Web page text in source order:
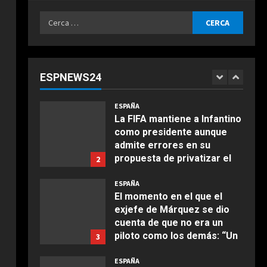
Ricerca
ESPNEWS24
5
Marruecos: “Quiere
asegurarse el mandato”
Agosto 6, 2026
1
intención de Infantino de
llevarla a Marruecos: “Lo
merecemos”
Agosto 6, 2026
2
ESPAÑA
La FIFA mantiene a Infantino
como presidente aunque
admite errores en su
propuesta de privatizar el
Agosto 6, 2026
3
ESPAÑA
El momento en el que el
exjefe de Márquez se dio
cuenta de que no era un
piloto como los demás: “Un
comentarios…”
ESPAÑA
COCINA
Ensalada de espinacas
deliciosa
Maggio 28, 2026
Boquerones fritos en
freidora de aire
Aprile 24, 2026
Buñuelos de alcachofas